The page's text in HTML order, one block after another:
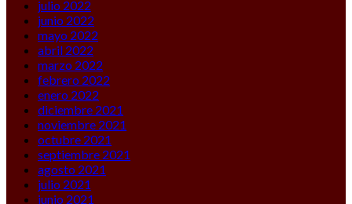
julio 2022
junio 2022
mayo 2022
abril 2022
marzo 2022
febrero 2022
enero 2022
diciembre 2021
noviembre 2021
octubre 2021
septiembre 2021
agosto 2021
julio 2021
junio 2021